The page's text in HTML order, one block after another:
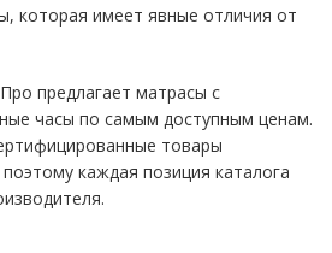
которая имеет явные отличия от
предлагает матрасы с
часы по самым доступным ценам.
товары
каждая позиция каталога